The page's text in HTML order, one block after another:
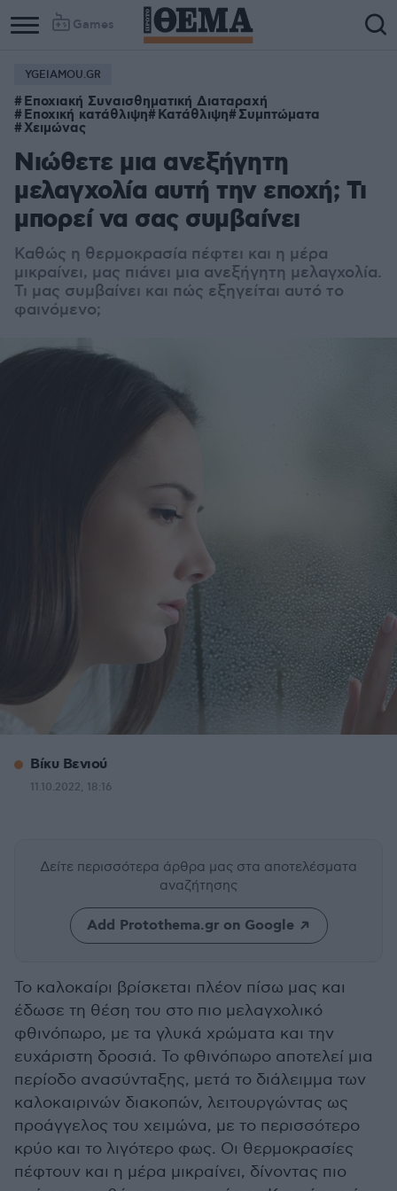
Games
YGEIAMOU.GR
Εποχιακή Συναισθηματική Διαταραχή
Εποχική κατάθλιψη Κατάθλιψη Συμπτώματα
Χειμώνας
Νιώθετε μια ανεξήγητη
μελαγχολία αυτή την εποχή; Τι
μπορεί να σας συμβαίνει
Καθώς η θερμοκρασία πέφτει και η μέρα
μικραίνει, μας πιάνει μια ανεξήγητη μελαγχολία.
Τι μας συμβαίνει και πώς εξηγείται αυτό το
φαινόμενο;
Βίκυ Βενιού
11.10.2022, 18:16
Δείτε περισσότερα άρθρα μας στα αποτελέσματα
αναζήτησης
Add Protothema.gr on Google
Το καλοκαίρι βρίσκεται πλέον πίσω μας και
έδωσε τη θέση του στο πιο μελαγχολικό
φθινόπωρο, με τα γλυκά χρώματα και την
ευχάριστη δροσιά. Το φθινόπωρο αποτελεί μια
περίοδο ανασύνταξης, μετά το διάλειμμα των
καλοκαιρινών διακοπών, λειτουργώντας ως
προάγγελος του χειμώνα, με το περισσότερο
κρύο και το λιγότερο φως. Οι θερμοκρασίες
πέφτουν και η μέρα μικραίνει, δίνοντας πιο